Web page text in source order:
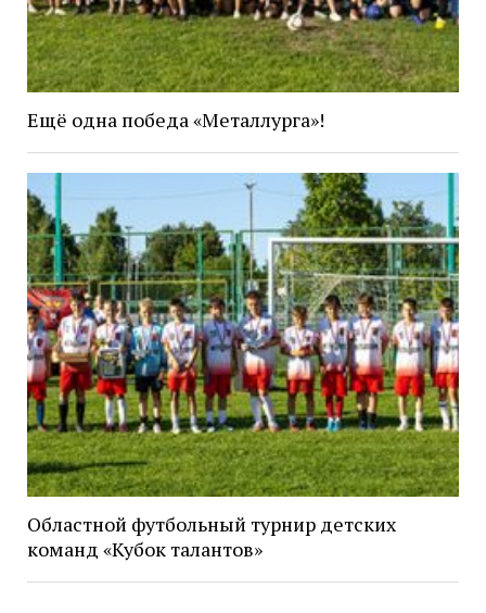
Ещё одна победа «Металлурга»!
Областной футбольный турнир детских
команд «Кубок талантов»